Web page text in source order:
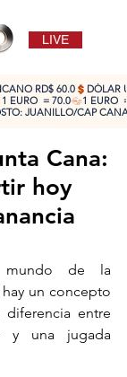
LIVE
JUANILLO/CAP
RD$ 60.0
Cana:
hoy
mundo de la
un concepto
entre
y una jugada